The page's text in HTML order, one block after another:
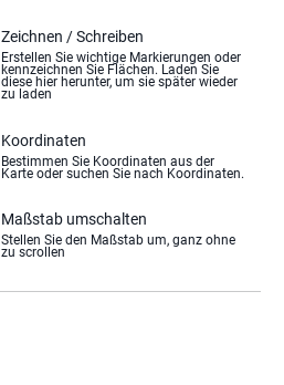
Zeichnen / Schreiben
Erstellen Sie wichtige Markierungen oder
kennzeichnen Sie Flächen. Laden Sie
diese hier herunter, um sie später wieder
zu laden
Koordinaten
Bestimmen Sie Koordinaten aus der
Karte oder suchen Sie nach Koordinaten.
Maßstab umschalten
Stellen Sie den Maßstab um, ganz ohne
zu scrollen